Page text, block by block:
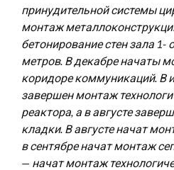
принудительной системы
монтаж
бетонирование стен зала 1-
метров. В декабре начаты
коридоре коммуникаций. В
завершен монтаж
реактора, а в августе
кладки. В августе начат
в сентябре начат монтаж
— начат монтаж